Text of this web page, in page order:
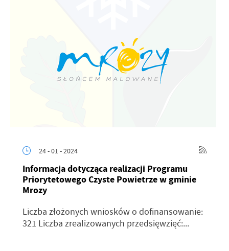
24 - 01 - 2024
Informacja dotycząca realizacji Programu
Priorytetowego Czyste Powietrze w gminie
Mrozy
Liczba złożonych wniosków o dofinansowanie:
321 Liczba zrealizowanych przedsięwzięć:...